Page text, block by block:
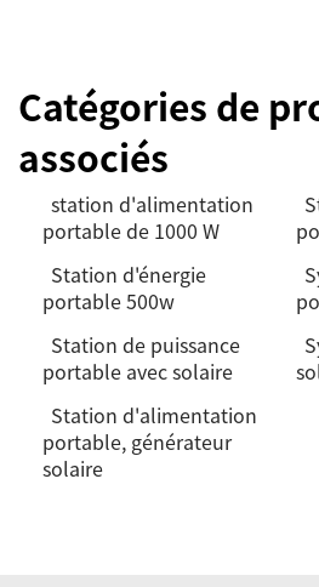
Catégories de
associés
station d'alimentation
portable de 1000 W
Station d'énergie
portable 500w
Station de puissance
portable avec solaire
Station d'alimentation
portable, générateur
solaire